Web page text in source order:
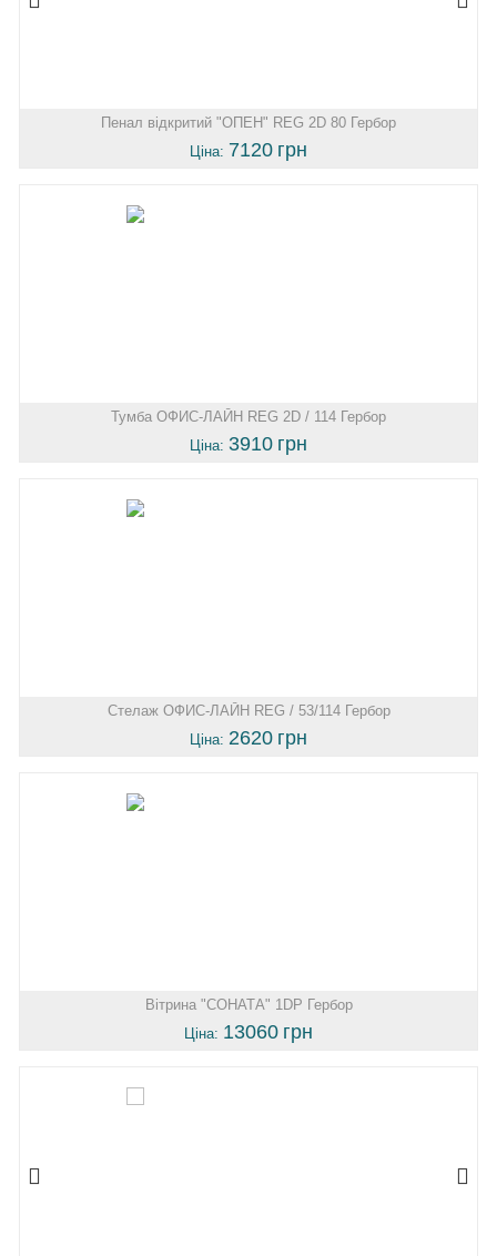
Пенал відкритий "ОПЕН" REG 2D 80 Гербор
Ціна: 7120 грн
Тумба ОФИС-ЛАЙН REG 2D / 114 Гербор
Ціна: 3910 грн
Стелаж ОФИС-ЛАЙН REG / 53/114 Гербор
Ціна: 2620 грн
Вітрина "СОНАТА" 1DP Гербор
Ціна: 13060 грн